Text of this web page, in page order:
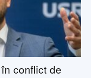
conflict de